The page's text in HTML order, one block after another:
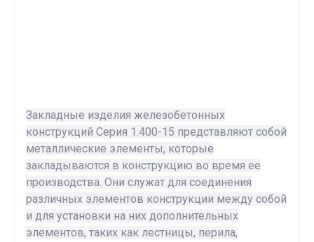
Закладные изделия железобетонных
конструкций Серия 1.400-15 представляют собой
металлические элементы, которые
закладываются в конструкцию во время ее
производства. Они служат для соединения
различных элементов конструкции между собой
и для установки на них дополнительных
элементов, таких как лестницы, перила,